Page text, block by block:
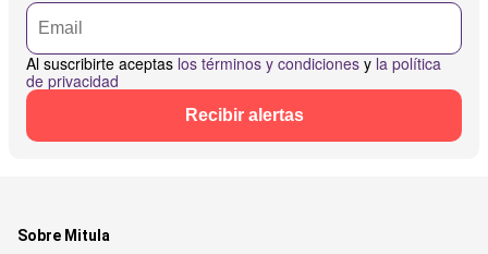
Al suscribirte aceptas los términos y condiciones y la política
de privacidad
Recibir alertas
Sobre Mitula